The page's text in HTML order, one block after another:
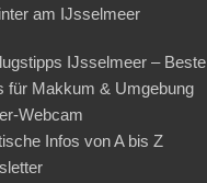
am IJsselmeer
IJsselmeer – Beste
für Makkum & Umgebung
Webcam
Infos von A bis Z